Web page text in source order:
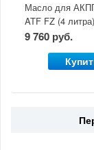
Масло для
ATF FZ (4 литра)
9 760 руб.